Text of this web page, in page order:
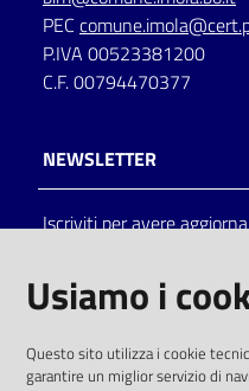
PEC
P.IVA 00523381200
C.F. 00794470377
NEWSLETTER
Iscriviti per avere
solo alle condizioni
Usiamo i
Questo sito utilizza i cookie
garantire un miglior servizio di